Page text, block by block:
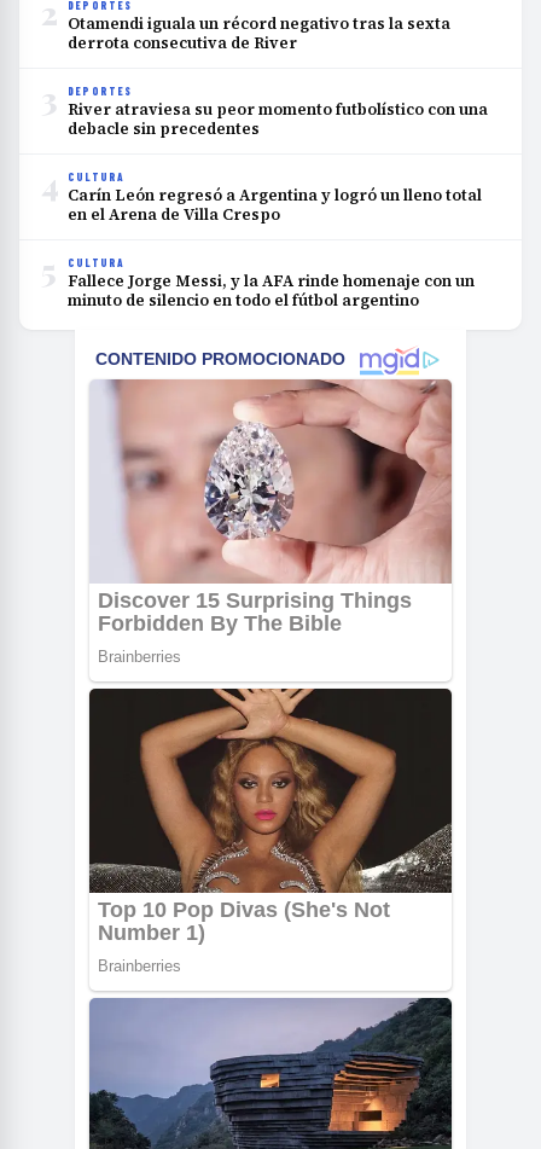
2 DEPORTES
Otamendi iguala un récord negativo tras la sexta
derrota consecutiva de River
3 DEPORTES
River atraviesa su peor momento futbolístico con una
debacle sin precedentes
4 CULTURA
Carín León regresó a Argentina y logró un lleno total
en el Arena de Villa Crespo
5 CULTURA
Fallece Jorge Messi, y la AFA rinde homenaje con un
minuto de silencio en todo el fútbol argentino